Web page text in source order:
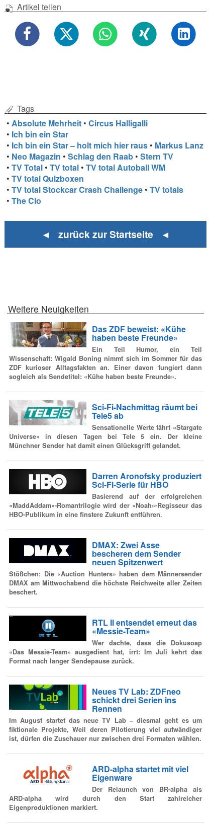
Artikel teilen
Tags
•Absolute Mehrheit •Circus Halligalli
• Ich bin ein Star
• Ich bin ein Star – holt mich hier raus • Markus Lanz
• Neo Magazin •Schlag den Raab •Stern TV
•TV Total •TV total •TV total Autoball WM
•TV total Quizboxen
•TV total Stockcar Crash Challenge •TV totals
•The Clo
◄ zurück zur Startseite ◄
Weitere Neuigkeiten
Das ZDF beweist: «Kühe
haben beste Freunde»
Ein Teil Humor, ein Teil
Wissenschaft: Wigald Boning nimmt sich im Sommer für das
ZDF kurioser Alltagsfakten an. Einer davon fungiert dann
sogleich als Sendetitel: «Kühe haben beste Freunde».
Sci-Fi-Nachmittag räumt bei
Tele5 ab
Sensationelle Werte fährt «Stargate
Universe» in diesen Tagen bei Tele 5 ein. Der kleine
Münchner Sender hat damit einen Glücksgriff gelandet.
Darren Aronofsky produziert
Sci-Fi-Serie für HBO
Basierend auf der erfolgreichen
«MaddAddam»-Romantrilogie wird der «Noah»-Regisseur das
HBO-Publikum in eine finstere Zukunft entführen.
DMAX: Zwei Asse
bescheren dem Sender
neuen Spitzenwert
Stößchen: Die «Auction Hunters» haben dem Männersender
DMAX am Mittwochabend die höchste Reichweite aller Zeiten
beschert.
RTL II entsendet erneut das
«Messie-Team»
Wer dachte, dass die Dokusoap
«Das Messie-Team» ausgedient hat, irrt: Im Juli kehrt das
Format nach langer Sendepause zurück.
Neues TV Lab: ZDFneo
schickt drei Serien ins
Rennen
Im August startet das neue TV Lab – diesmal geht es um
fiktionale Projekte, Weil deren Pilotierung viel aufwändiger
ist, dürfen die Zuschauer nur zwischen drei Formaten wählen.
ARD-alpha startet mit viel
Eigenware
Der Relaunch von BR-alpha als
ARD-alpha wird durch den Start zahlreicher
Eigenproduktionen markiert.